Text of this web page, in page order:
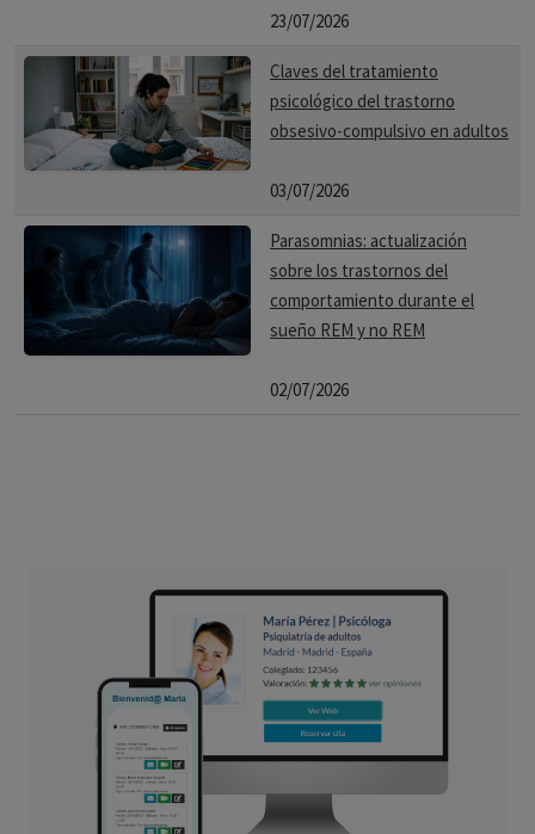
23/07/2026
Claves del tratamiento
psicológico del trastorno
obsesivo-compulsivo en adultos
03/07/2026
Parasomnias: actualización
sobre los trastornos del
comportamiento durante el
sueño REM y no REM
02/07/2026